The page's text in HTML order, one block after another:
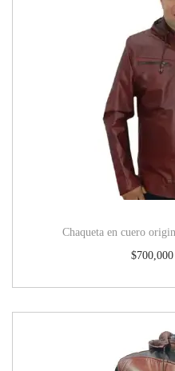
Chaqueta en cuero
$700,000